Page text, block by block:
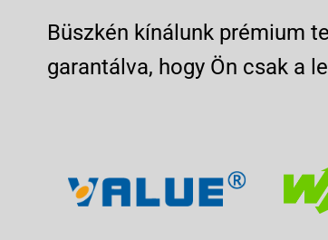
Büszkén kínálunk prémium
garantálva, hogy Ön csak a